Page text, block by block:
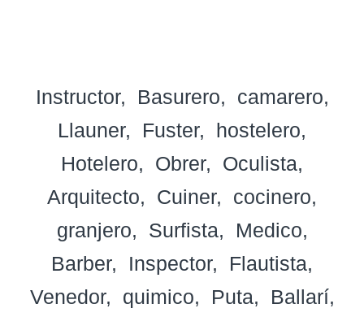
Instructor Basurero
camarero
Llauner
Fuster
hostelero
Hotelero
Obrer
Oculista
Arquitecto
Cuiner
cocinero
granjero
Surfista
Medico
Barber
Inspector
Flautista
Venedor
quimico Puta
Ballarí